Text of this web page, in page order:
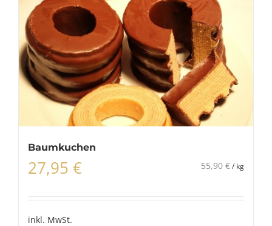
Baumkuchen
27,95 € 55,90 €/ kg
inkl. MwSt.